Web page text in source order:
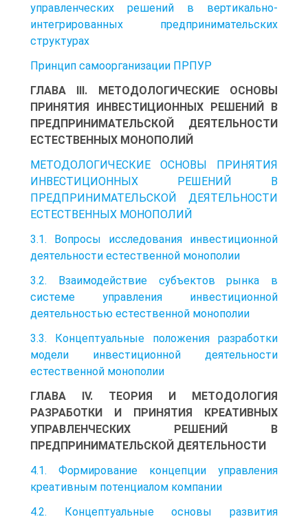
управленческих решений в вертикально-
интегрированных предпринимательских
структурах
Принцип самоорганизации ПРПУР
ГЛАВА III. МЕТОДОЛОГИЧЕСКИЕ ОСНОВЫ
ПРИНЯТИЯ ИНВЕСТИЦИОННЫХ РЕШЕНИЙ В
ПРЕДПРИНИМАТЕЛЬСКОЙ ДЕЯТЕЛЬНОСТИ
ЕСТЕСТВЕННЫХ МОНОПОЛИЙ
МЕТОДОЛОГИЧЕСКИЕ ОСНОВЫ ПРИНЯТИЯ
ИНВЕСТИЦИОННЫХ РЕШЕНИЙ В
ПРЕДПРИНИМАТЕЛЬСКОЙ ДЕЯТЕЛЬНОСТИ
ЕСТЕСТВЕННЫХ МОНОПОЛИЙ
3.1. Вопросы исследования инвестиционной
деятельности естественной монополии
3.2. Взаимодействие субъектов рынка в
системе управления инвестиционной
деятельностью естественной монополии
3.3. Концептуальные положения разработки
модели инвестиционной деятельности
естественной монополии
ГЛАВА IV. ТЕОРИЯ И МЕТОДОЛОГИЯ
РАЗРАБОТКИ И ПРИНЯТИЯ КРЕАТИВНЫХ
УПРАВЛЕНЧЕСКИХ РЕШЕНИЙ В
ПРЕДПРИНИМАТЕЛЬСКОЙ ДЕЯТЕЛЬНОСТИ
4.1. Формирование концепции управления
креативным потенциалом компании
4.2. Концептуальные основы развития